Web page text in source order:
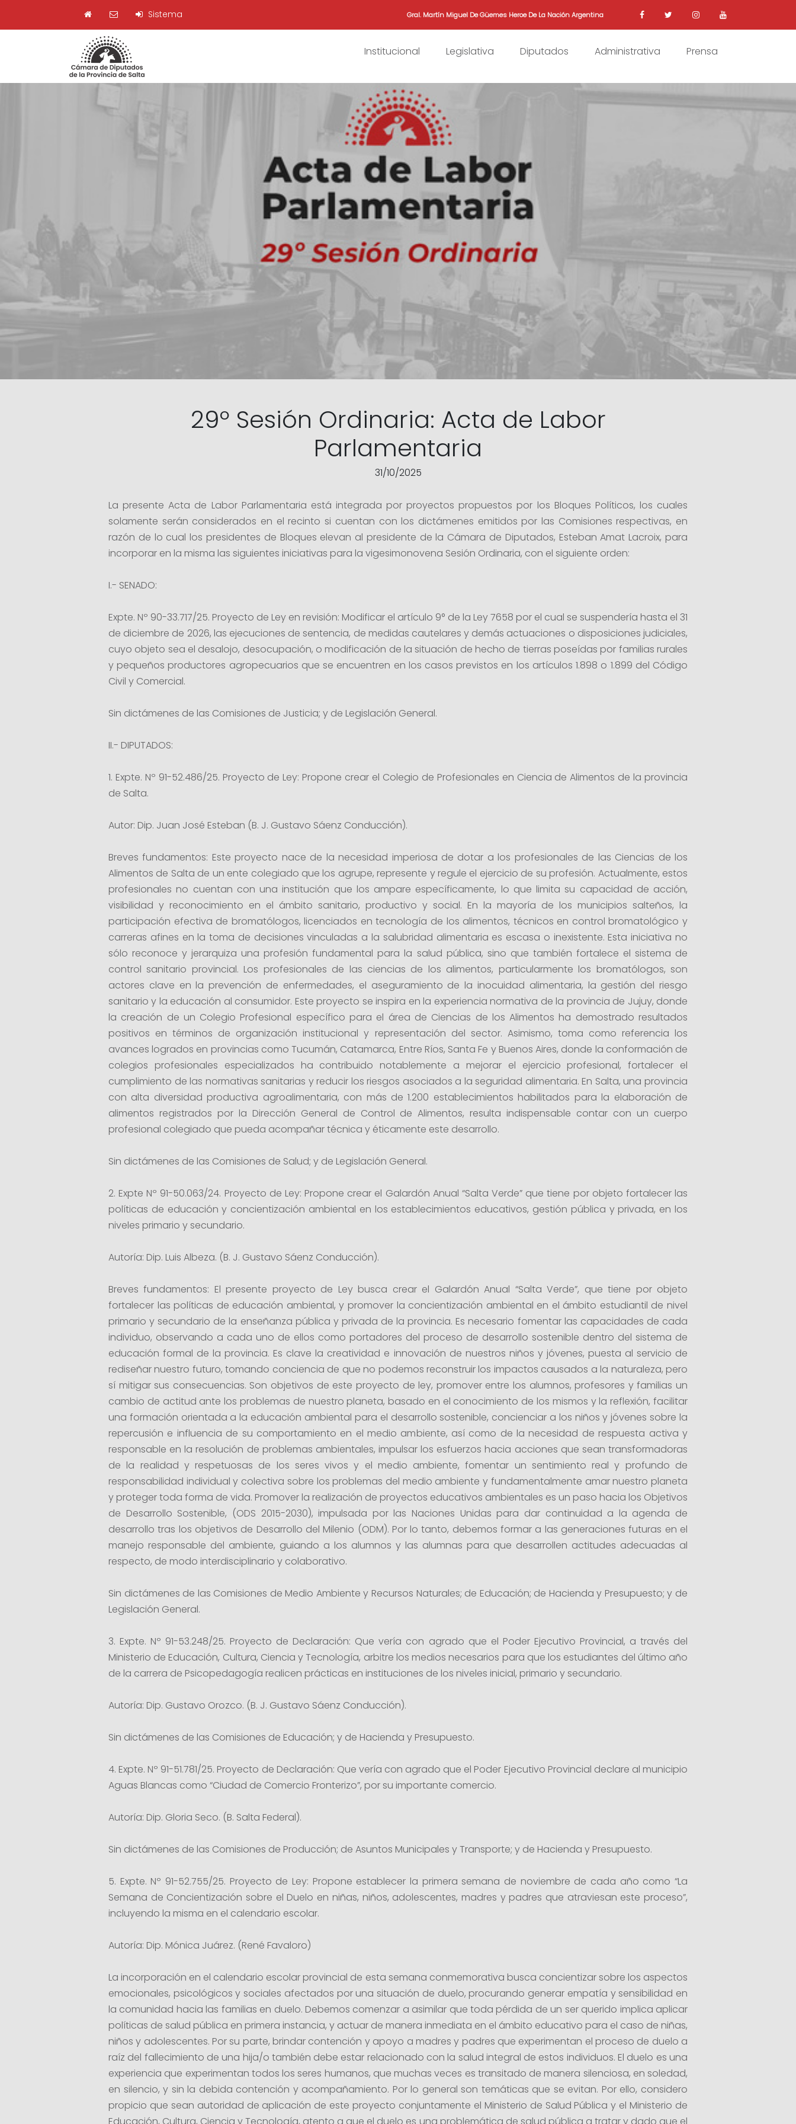
Sistema Gral. Martín Miguel De Güemes Heroe De La Nación Argentina
Institucional Legislativa Diputados Administrativa Prensa
29º Sesión Ordinaria: Acta de Labor
Parlamentaria
31/10/2025
La presente Acta de Labor Parlamentaria está integrada por proyectos propuestos por los Bloques Políticos, los cuales
solamente serán considerados en el recinto si cuentan con los dictámenes emitidos por las Comisiones respectivas, en
razón de lo cual los presidentes de Bloques elevan al presidente de la Cámara de Diputados, Esteban Amat Lacroix, para
incorporar en la misma las siguientes iniciativas para la vigesimonovena Sesión Ordinaria, con el siguiente orden:
I.- SENADO:
Expte. Nº 90-33.717/25. Proyecto de Ley en revisión: Modificar el artículo 9° de la Ley 7658 por el cual se suspendería hasta el 31
de diciembre de 2026, las ejecuciones de sentencia, de medidas cautelares y demás actuaciones o disposiciones judiciales,
cuyo objeto sea el desalojo, desocupación, o modificación de la situación de hecho de tierras poseídas por familias rurales
y pequeños productores agropecuarios que se encuentren en los casos previstos en los artículos 1.898 o 1.899 del Código
Civil y Comercial.
Sin dictámenes de las Comisiones de Justicia; y de Legislación General.
II.- DIPUTADOS:
1. Expte. Nº 91-52.486/25. Proyecto de Ley: Propone crear el Colegio de Profesionales en Ciencia de Alimentos de la provincia
de Salta.
Autor: Dip. Juan José Esteban (B. J. Gustavo Sáenz Conducción).
Breves fundamentos: Este proyecto nace de la necesidad imperiosa de dotar a los profesionales de las Ciencias de los
Alimentos de Salta de un ente colegiado que los agrupe, represente y regule el ejercicio de su profesión. Actualmente, estos
profesionales no cuentan con una institución que los ampare específicamente, lo que limita su capacidad de acción,
visibilidad y reconocimiento en el ámbito sanitario, productivo y social. En la mayoría de los municipios salteños, la
participación efectiva de bromatólogos, licenciados en tecnología de los alimentos, técnicos en control bromatológico y
carreras afines en la toma de decisiones vinculadas a la salubridad alimentaria es escasa o inexistente. Esta iniciativa no
sólo reconoce y jerarquiza una profesión fundamental para la salud pública, sino que también fortalece el sistema de
control sanitario provincial. Los profesionales de las ciencias de los alimentos, particularmente los bromatólogos, son
actores clave en la prevención de enfermedades, el aseguramiento de la inocuidad alimentaria, la gestión del riesgo
sanitario y la educación al consumidor. Este proyecto se inspira en la experiencia normativa de la provincia de Jujuy, donde
la creación de un Colegio Profesional específico para el área de Ciencias de los Alimentos ha demostrado resultados
positivos en términos de organización institucional y representación del sector. Asimismo, toma como referencia los
avances logrados en provincias como Tucumán, Catamarca, Entre Ríos, Santa Fe y Buenos Aires, donde la conformación de
colegios profesionales especializados ha contribuido notablemente a mejorar el ejercicio profesional, fortalecer el
cumplimiento de las normativas sanitarias y reducir los riesgos asociados a la seguridad alimentaria. En Salta, una provincia
con alta diversidad productiva agroalimentaria, con más de 1.200 establecimientos habilitados para la elaboración de
alimentos registrados por la Dirección General de Control de Alimentos, resulta indispensable contar con un cuerpo
profesional colegiado que pueda acompañar técnica y éticamente este desarrollo.
Sin dictámenes de las Comisiones de Salud; y de Legislación General.
2. Expte Nº 91-50.063/24. Proyecto de Ley: Propone crear el Galardón Anual “Salta Verde” que tiene por objeto fortalecer las
políticas de educación y concientización ambiental en los establecimientos educativos, gestión pública y privada, en los
niveles primario y secundario.
Autoría: Dip. Luis Albeza. (B. J. Gustavo Sáenz Conducción).
Breves fundamentos: El presente proyecto de Ley busca crear el Galardón Anual “Salta Verde”, que tiene por objeto
fortalecer las políticas de educación ambiental, y promover la concientización ambiental en el ámbito estudiantil de nivel
primario y secundario de la enseñanza pública y privada de la provincia. Es necesario fomentar las capacidades de cada
individuo, observando a cada uno de ellos como portadores del proceso de desarrollo sostenible dentro del sistema de
educación formal de la provincia. Es clave la creatividad e innovación de nuestros niños y jóvenes, puesta al servicio de
rediseñar nuestro futuro, tomando conciencia de que no podemos reconstruir los impactos causados a la naturaleza, pero
sí mitigar sus consecuencias. Son objetivos de este proyecto de ley, promover entre los alumnos, profesores y familias un
cambio de actitud ante los problemas de nuestro planeta, basado en el conocimiento de los mismos y la reflexión, facilitar
una formación orientada a la educación ambiental para el desarrollo sostenible, concienciar a los niños y jóvenes sobre la
repercusión e influencia de su comportamiento en el medio ambiente, así como de la necesidad de respuesta activa y
responsable en la resolución de problemas ambientales, impulsar los esfuerzos hacia acciones que sean transformadoras
de la realidad y respetuosas de los seres vivos y el medio ambiente, fomentar un sentimiento real y profundo de
responsabilidad individual y colectiva sobre los problemas del medio ambiente y fundamentalmente amar nuestro planeta
y proteger toda forma de vida. Promover la realización de proyectos educativos ambientales es un paso hacia los Objetivos
de Desarrollo Sostenible, (ODS 2015-2030), impulsada por las Naciones Unidas para dar continuidad a la agenda de
desarrollo tras los objetivos de Desarrollo del Milenio (ODM). Por lo tanto, debemos formar a las generaciones futuras en el
manejo responsable del ambiente, guiando a los alumnos y las alumnas para que desarrollen actitudes adecuadas al
respecto, de modo interdisciplinario y colaborativo.
Sin dictámenes de las Comisiones de Medio Ambiente y Recursos Naturales; de Educación; de Hacienda y Presupuesto; y de
Legislación General.
3. Expte. Nº 91-53.248/25. Proyecto de Declaración: Que vería con agrado que el Poder Ejecutivo Provincial, a través del
Ministerio de Educación, Cultura, Ciencia y Tecnología, arbitre los medios necesarios para que los estudiantes del último año
de la carrera de Psicopedagogía realicen prácticas en instituciones de los niveles inicial, primario y secundario.
Autoría: Dip. Gustavo Orozco. (B. J. Gustavo Sáenz Conducción).
Sin dictámenes de las Comisiones de Educación; y de Hacienda y Presupuesto.
4. Expte. Nº 91-51.781/25. Proyecto de Declaración: Que vería con agrado que el Poder Ejecutivo Provincial declare al municipio
Aguas Blancas como “Ciudad de Comercio Fronterizo”, por su importante comercio.
Autoría: Dip. Gloria Seco. (B. Salta Federal).
Sin dictámenes de las Comisiones de Producción; de Asuntos Municipales y Transporte; y de Hacienda y Presupuesto.
5. Expte. Nº 91-52.755/25. Proyecto de Ley: Propone establecer la primera semana de noviembre de cada año como “La
Semana de Concientización sobre el Duelo en niñas, niños, adolescentes, madres y padres que atraviesan este proceso”,
incluyendo la misma en el calendario escolar.
Autoría: Dip. Mónica Juárez. (René Favaloro)
La incorporación en el calendario escolar provincial de esta semana conmemorativa busca concientizar sobre los aspectos
emocionales, psicológicos y sociales afectados por una situación de duelo, procurando generar empatía y sensibilidad en
la comunidad hacia las familias en duelo. Debemos comenzar a asimilar que toda pérdida de un ser querido implica aplicar
políticas de salud pública en primera instancia, y actuar de manera inmediata en el ámbito educativo para el caso de niñas,
niños y adolescentes. Por su parte, brindar contención y apoyo a madres y padres que experimentan el proceso de duelo a
raíz del fallecimiento de una hija/o también debe estar relacionado con la salud integral de estos individuos. El duelo es una
experiencia que experimentan todos los seres humanos, que muchas veces es transitado de manera silenciosa, en soledad,
en silencio, y sin la debida contención y acompañamiento. Por lo general son temáticas que se evitan. Por ello, considero
propicio que sean autoridad de aplicación de este proyecto conjuntamente el Ministerio de Salud Pública y el Ministerio de